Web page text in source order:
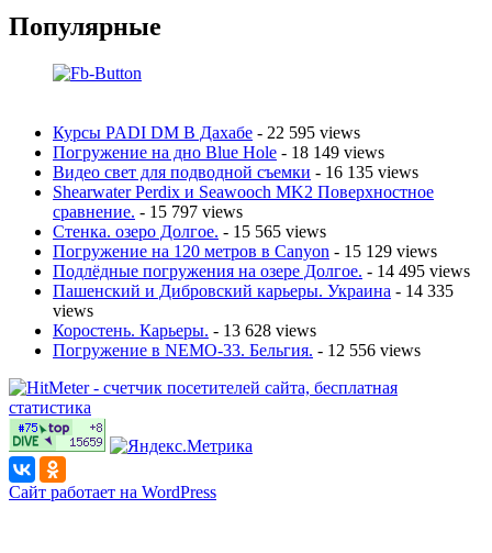
Популярные
Курсы PADI DM В Дахабе - 22 595 views
Погружение на дно Blue Hole - 18 149 views
Видео свет для подводной съемки - 16 135 views
Shearwater Perdix и Seawooch MK2 Поверхностное
сравнение. - 15 797 views
Стенка. озеро Долгое. - 15 565 views
Погружение на 120 метров в Canyon - 15 129 views
Подлёдные погружения на озере Долгое. - 14 495 views
Пашенский и Дибровский карьеры. Украина - 14 335
views
Коростень. Карьеры. - 13 628 views
Погружение в NEMO-33. Бельгия. - 12 556 views
Сайт работает на WordPress